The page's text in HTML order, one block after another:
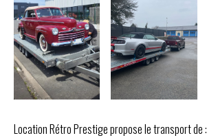
Location Rétro Prestige propose le transport de :